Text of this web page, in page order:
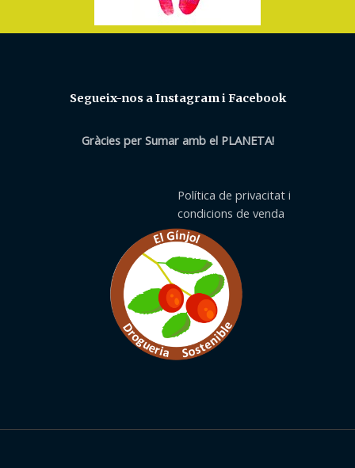
Segueix-nos a Instagram i Facebook
Gràcies per Sumar amb el PLANETA!
Política de privacitat i
condicions de venda